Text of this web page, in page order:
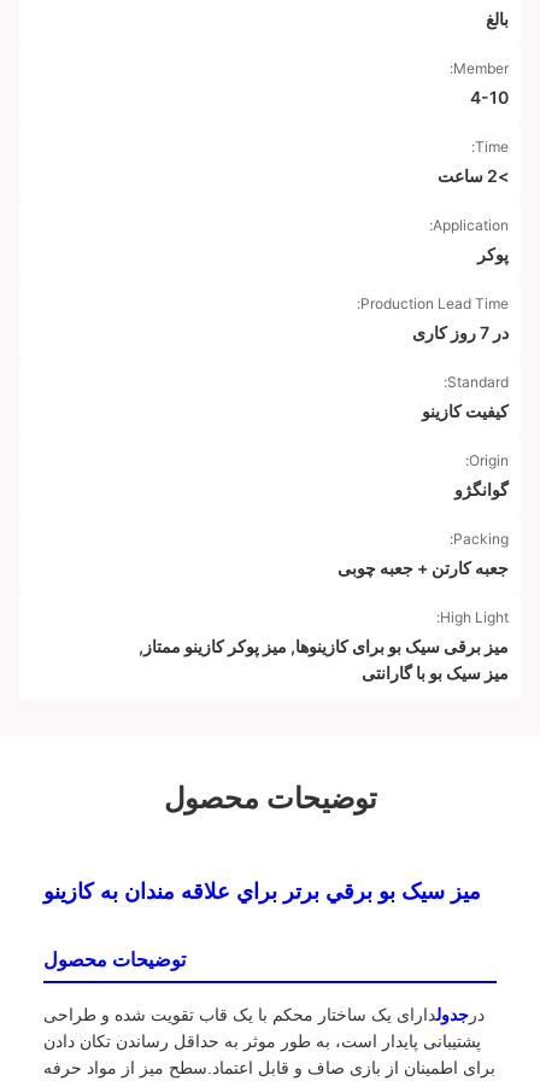
بالغ
Member:
4-10
Time:
>2 ساعت
Application:
پوکر
Production Lead Time:
در 7 روز کاری
Standard:
کیفیت کازینو
Origin:
گوانگژو
Packing:
جعبه کارتن + جعبه چوبی
High Light:
میز برقی سیک بو برای کازینوها, میز پوکر کازینو ممتاز ,
میز سیک بو با گارانتی
توضیحات محصول
ميز سيک بو برقي برتر براي علاقه مندان به کازينو
توضیحات محصول
در جدولدارای یک ساختار محکم با یک قاب تقویت شده و طراحی
پشتیبانی پایدار است، به طور موثر به حداقل رساندن تکان دادن
برای اطمینان از بازی صاف و قابل اعتماد.سطح میز از مواد حرفه